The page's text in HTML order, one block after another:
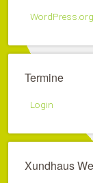
WordPress.org
Termine
Login
Xundhaus